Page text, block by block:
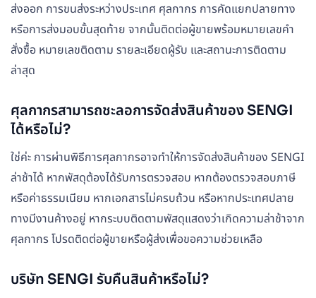
ส่งออก การขนส่งระหว่างประเทศ ศุลกากร การคัดแยกปลายทาง
หรือการส่งมอบขั้นสุดท้าย จากนั้นติดต่อผู้ขายพร้อมหมายเลขคำ
สั่งซื้อ หมายเลขติดตาม รายละเอียดผู้รับ และสถานะการติดตาม
ล่าสุด
ศุลกากรสามารถชะลอการจัดส่งสินค้าของ SENGI
ได้หรือไม่?
ใช่ค่ะ การผ่านพิธีการศุลกากรอาจทำให้การจัดส่งสินค้าของ SENGI
ล่าช้าได้ หากพัสดุต้องได้รับการตรวจสอบ หากต้องตรวจสอบภาษี
หรือค่าธรรมเนียม หากเอกสารไม่ครบถ้วน หรือหากประเทศปลาย
ทางมีงานค้างอยู่ หากระบบติดตามพัสดุแสดงว่าเกิดความล่าช้าจาก
ศุลกากร โปรดติดต่อผู้ขายหรือผู้ส่งเพื่อขอความช่วยเหลือ
บริษัท SENGI รับคืนสินค้าหรือไม่?